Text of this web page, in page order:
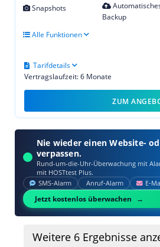
Snapshots
Backup
Alle Funktionen
Vertragslaufzeit: 6 Monate
Tarifdetails
ZUM
Nie wieder einen Website-
verpassen.
Rund-um-die-Uhr-Überwachung mit
mit HOSTtest Plus.
SMS‑Alarm Anruf‑Alarm
Jetzt kostenlos überwachen
Weitere 6 Ergebnisse